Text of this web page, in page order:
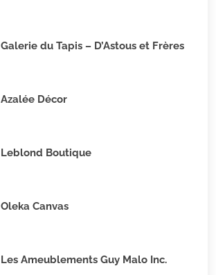
Galerie du Tapis – D’Astous et Frères
Azalée Décor
Leblond Boutique
Oleka Canvas
Les Ameublements Guy Malo Inc.